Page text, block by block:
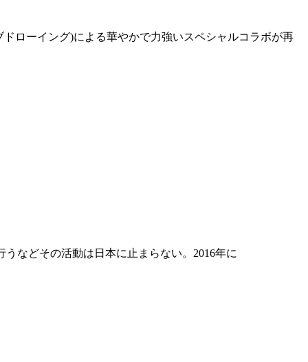
ローイング)による華やかで力強いスペシャルコラボが再
などその活動は日本に止まらない。2016年に